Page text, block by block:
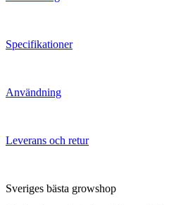
Specifikationer
Användning
Leverans och retur
Sveriges bästa growshop